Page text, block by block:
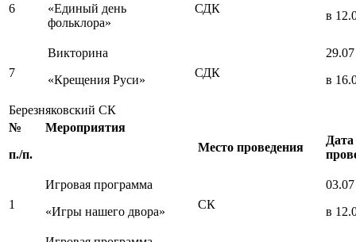
6
«Единый день
фольклора»
СДК
в
7
Викторина
«Крещения Руси»
СДК
29.07
в
Березняковский СК
№
п./п.
Мероприятия
Место проведения
Дата
1
Игровая программа
«Игры нашего двора»
СК
03.07
в